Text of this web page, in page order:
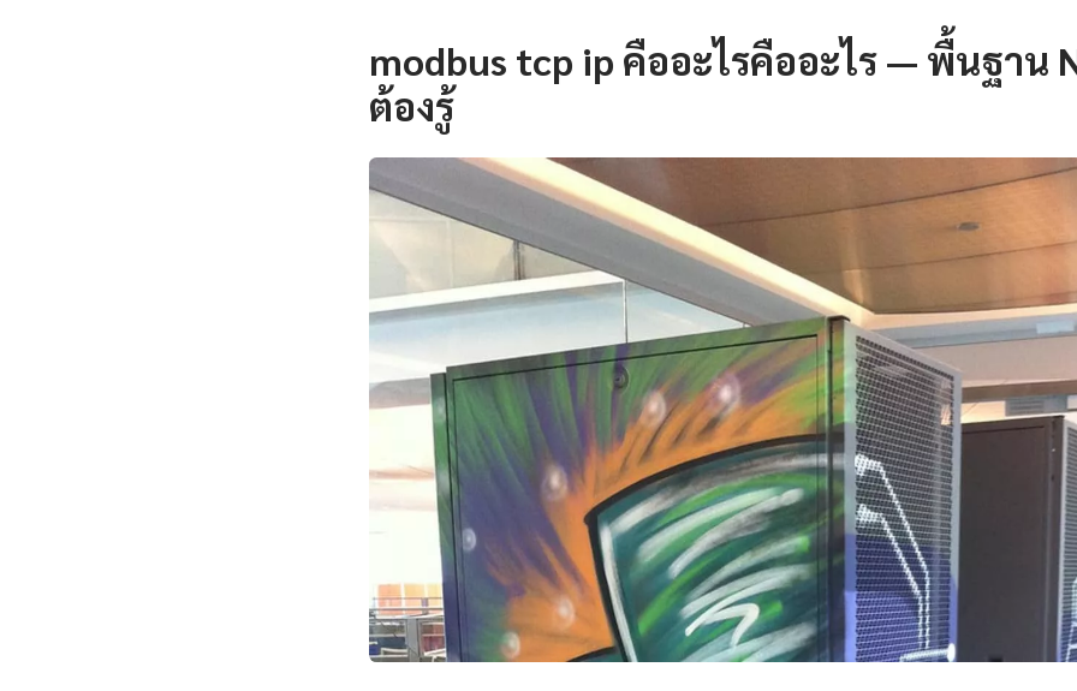
modbus tcp ip คืออะไรคืออะไร — พื้นฐาน
ต้องรู้